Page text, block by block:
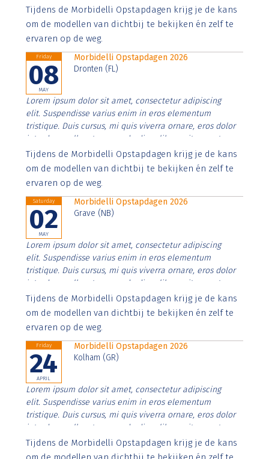
Aenean faucibus nibh et justo cursus id rutrum lorem
imperdiet. Nunc ut sem vitae risus tristique posuere.
Tijdens de Morbidelli Opstapdagen krijg je de kans
om de modellen van dichtbij te bekijken én zelf te
ervaren op de weg.
Friday
08
MAY
Morbidelli Opstapdagen 2026
Dronten (FL)
Lorem ipsum dolor sit amet, consectetur adipiscing
elit. Suspendisse varius enim in eros elementum
tristique. Duis cursus, mi quis viverra ornare, eros dolor
interdum nulla, ut commodo diam libero vitae erat.
Aenean faucibus nibh et justo cursus id rutrum lorem
imperdiet. Nunc ut sem vitae risus tristique posuere.
Tijdens de Morbidelli Opstapdagen krijg je de kans
om de modellen van dichtbij te bekijken én zelf te
ervaren op de weg.
Saturday
02
MAY
Morbidelli Opstapdagen 2026
Grave (NB)
Lorem ipsum dolor sit amet, consectetur adipiscing
elit. Suspendisse varius enim in eros elementum
tristique. Duis cursus, mi quis viverra ornare, eros dolor
interdum nulla, ut commodo diam libero vitae erat.
Aenean faucibus nibh et justo cursus id rutrum lorem
imperdiet. Nunc ut sem vitae risus tristique posuere.
Tijdens de Morbidelli Opstapdagen krijg je de kans
om de modellen van dichtbij te bekijken én zelf te
ervaren op de weg.
Friday
24
APRIL
Morbidelli Opstapdagen 2026
Kolham (GR)
Lorem ipsum dolor sit amet, consectetur adipiscing
elit. Suspendisse varius enim in eros elementum
tristique. Duis cursus, mi quis viverra ornare, eros dolor
interdum nulla, ut commodo diam libero vitae erat.
Aenean faucibus nibh et justo cursus id rutrum lorem
imperdiet. Nunc ut sem vitae risus tristique posuere.
Tijdens de Morbidelli Opstapdagen krijg je de kans